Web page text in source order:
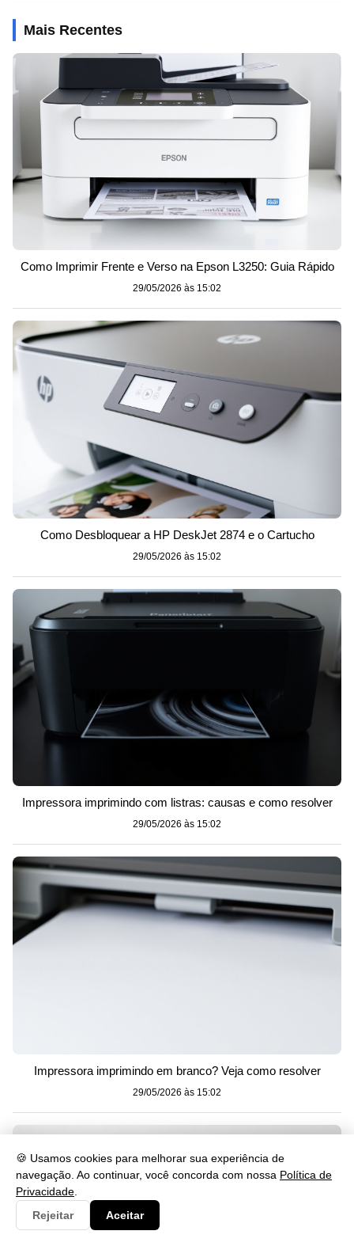
🍪 Usamos cookies para melhorar sua experiência de
navegação. Ao continuar, você concorda com nossa Política de
Privacidade
Rejeitar
Aceitar
Mais Recentes
Como Imprimir Frente e Verso na Epson L3250: Guia Rápido
29/05/2026 às 15:02
Como Desbloquear a HP DeskJet 2874 e o Cartucho
29/05/2026 às 15:02
Impressora imprimindo com listras: causas e como resolver
29/05/2026 às 15:02
Impressora imprimindo em branco? Veja como resolver
29/05/2026 às 15:02